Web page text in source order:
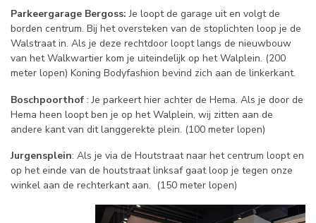
Parkeergarage Bergoss:Je loopt de garage uit en volgt de
borden centrum. Bij het oversteken van de stoplichten loop je de
Walstraat in. Als je deze rechtdoor loopt langs de nieuwbouw
van het Walkwartier kom je uiteindelijk op het Walplein. (200
meter lopen) Koning Bodyfashion bevind zich aan de linkerkant.
Boschpoorthof : Je parkeert hier achter de Hema. Als je door de
Hema heen loopt ben je op het Walplein, wij zitten aan de
andere kant van dit langgerekte plein. (100 meter lopen)
Jurgensplein: Als je via de Houtstraat naar het centrum loopt en
op het einde van de houtstraat linksaf gaat loop je tegen onze
winkel aan de rechterkant aan. (150 meter lopen)